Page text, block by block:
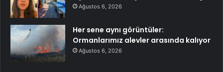
Ağustos 6, 2026
Her sene aynı görüntüler:
Ormanlarımız alevler arasında kalıyor
Ağustos 6, 2026